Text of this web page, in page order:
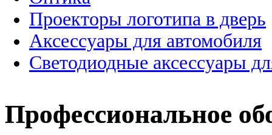
Проекторы логотипа в дверь
Аксессуары для автомобиля
Светодиодные аксессуары
Профессиональное